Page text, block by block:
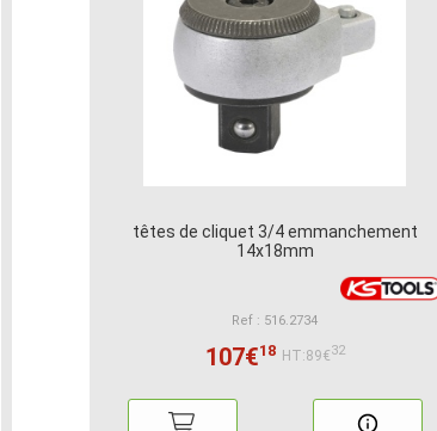
têtes de cliquet 3/4 emmanchement
14x18mm
Ref : 516.2734
107€18 HT:89€32